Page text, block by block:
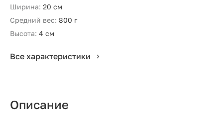
Ширина: 20 см
Средний вес: 800 г
Высота: 4 см
Все характеристики
Описание